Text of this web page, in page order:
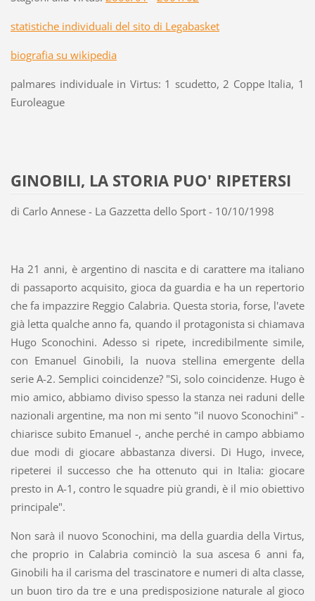
statistiche individuali del sito di Legabasket
biografia su wikipedia
palmares individuale in Virtus: 1 scudetto, 2 Coppe Italia, 1
Euroleague
GINOBILI, LA STORIA PUO' RIPETERSI
di Carlo Annese - La Gazzetta dello Sport - 10/10/1998
Ha 21 anni, è argentino di nascita e di carattere ma italiano
di passaporto acquisito, gioca da guardia e ha un repertorio
che fa impazzire Reggio Calabria. Questa storia, forse, l'avete
già letta qualche anno fa, quando il protagonista si chiamava
Hugo Sconochini. Adesso si ripete, incredibilmente simile,
con Emanuel Ginobili, la nuova stellina emergente della
serie A-2. Semplici coincidenze? "Sì, solo coincidenze. Hugo è
mio amico, abbiamo diviso spesso la stanza nei raduni delle
nazionali argentine, ma non mi sento "il nuovo Sconochini" -
chiarisce subito Emanuel -, anche perché in campo abbiamo
due modi di giocare abbastanza diversi. Di Hugo, invece,
ripeterei il successo che ha ottenuto qui in Italia: giocare
presto in A-1, contro le squadre più grandi, è il mio obiettivo
principale".
Non sarà il nuovo Sconochini, ma della guardia della Virtus,
che proprio in Calabria cominciò la sua ascesa 6 anni fa,
Ginobili ha il carisma del trascinatore e numeri di alta classe,
un buon tiro da tre e una predisposizione naturale al gioco